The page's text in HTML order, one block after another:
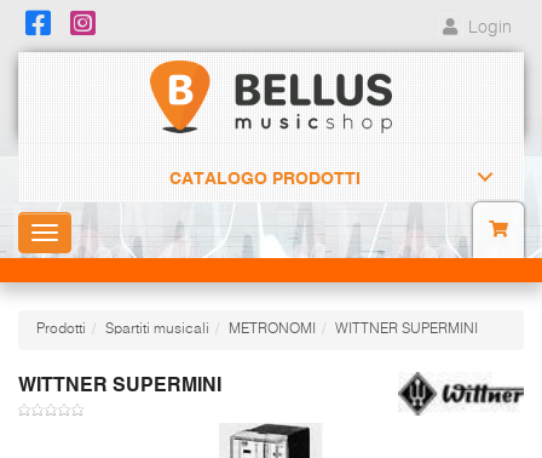
Login
CATALOGO PRODOTTI
Toggle
navigation
Prodotti Spartiti musicali METRONOMI WITTNER SUPERMINI
WITTNER SUPERMINI